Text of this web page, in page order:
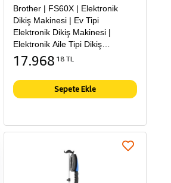
Brother | FS60X | Elektronik
Dikiş Makinesi | Ev Tipi
Elektronik Dikiş Makinesi |
Elektronik Aile Tipi Dikiş
Makinesi
17.968 18 TL
Sepete Ekle